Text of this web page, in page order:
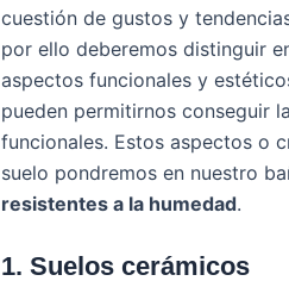
cuestión de gustos y
por ello deberemos distinguir
aspectos funcionales y
pueden permitirnos conseguir
funcionales. Estos aspectos o
suelo pondremos en nuestro
resistentes a la humedad.
1. Suelos cerámicos